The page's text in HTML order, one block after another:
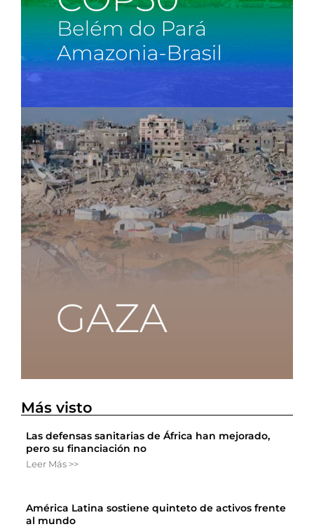
Más visto
Las defensas sanitarias de África han mejorado,
pero su financiación no
Leer Más >>
América Latina sostiene quinteto de activos frente
al mundo